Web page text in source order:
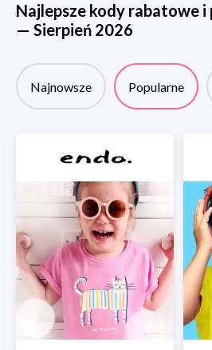
Najlepsze kody rabatowe i
— Sierpień 2026
Najnowsze Popularne